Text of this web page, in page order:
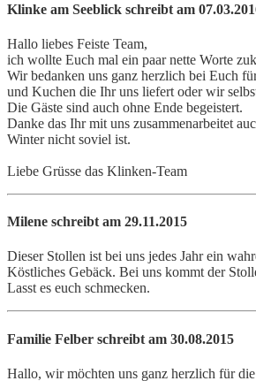
Klinke am Seeblick schreibt am
Hallo liebes Feiste Team,
ich wollte Euch mal ein paar nette Worte
Wir bedanken uns ganz herzlich bei Euch
und Kuchen die Ihr uns liefert oder wir
Die Gäste sind auch ohne Ende begeistert.
Danke das Ihr mit uns zusammenarbeitet
Winter nicht soviel ist.
Liebe Grüsse das Klinken-Team
Milene schreibt am 29.11.2015
Dieser Stollen ist bei uns jedes Jahr ein
Köstliches Gebäck. Bei uns kommt der
Lasst es euch schmecken.
Familie Felber schreibt am 30.08.2015
Hallo, wir möchten uns ganz herzlich für